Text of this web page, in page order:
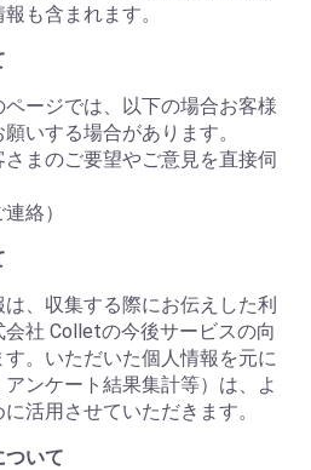
も含まれます。
ージでは、以下の場合お客様
いする場合があります。
さまのご要望やご意見を直接伺
絡）
、収集する際にお伝えした利
社 Colletの今後サービスの向
す。いただいた個人情報を元に
ンケート結果集計等）は、よ
活用させていただきます。
ついて